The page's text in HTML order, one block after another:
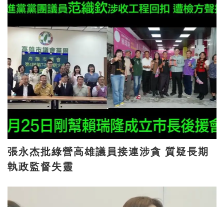
張永杰批綠營高雄議員接連涉貪 質疑長期
執政監督失靈